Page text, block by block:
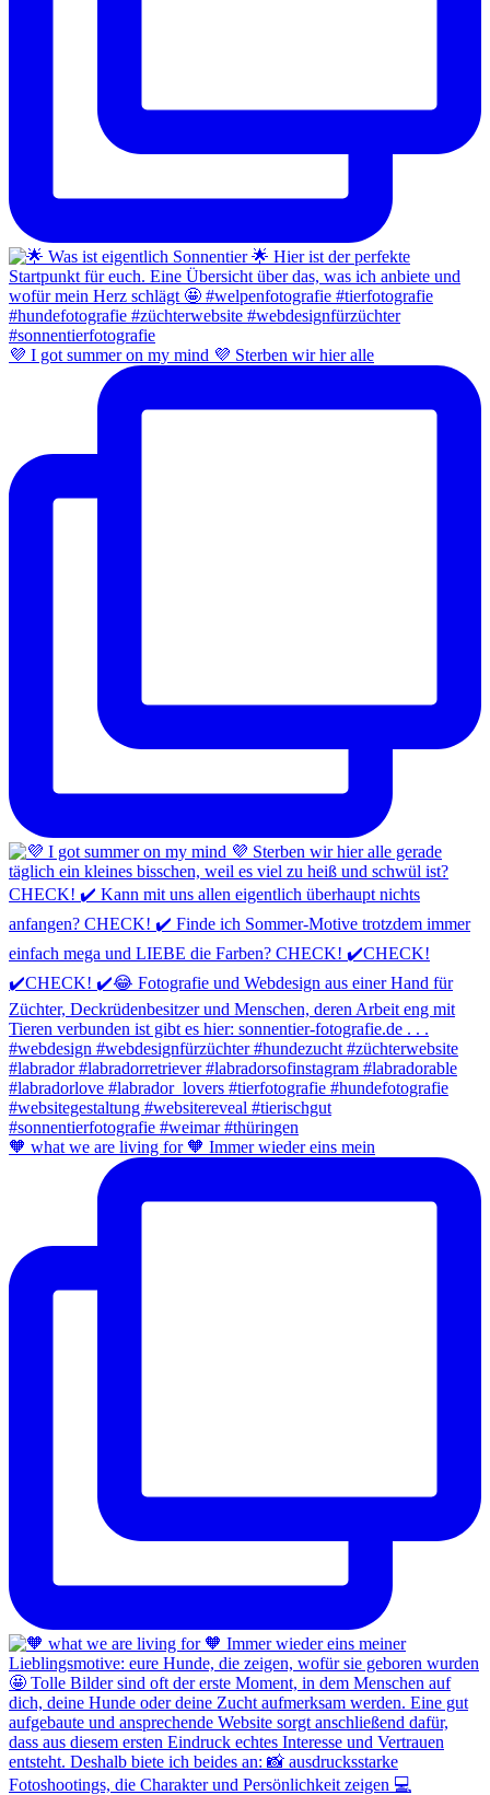
💜 I got summer on my mind 💜 Sterben wir hier alle
🧡 what we are living for 🧡 Immer wieder eins mein